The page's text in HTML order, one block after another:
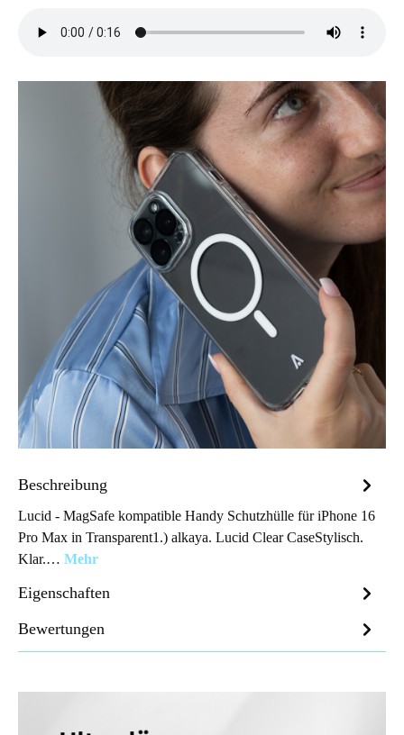
Beschreibung
Lucid - MagSafe kompatible Handy Schutzhülle für iPhone 16
Pro Max in Transparent1.) alkaya. Lucid Clear CaseStylisch.
Klar.… Mehr
Eigenschaften
Bewertungen